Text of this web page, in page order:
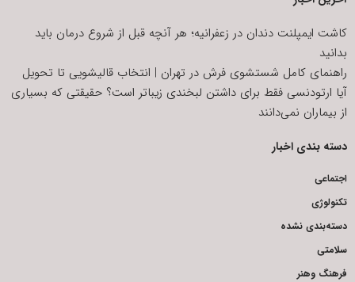
کاشت ایمپلنت دندان در زعفرانیه؛ هر آنچه قبل از شروع درمان باید
بدانید
راهنمای کامل شستشوی فرش در تهران | انتخاب قالیشویی تا تحویل
آیا ارتودنسی فقط برای داشتن لبخندی زیباتر است؟ حقیقتی که بسیاری
از بیماران نمی‌دانند
دسته بندی اخبار
اجتماعی
تکنولوژی
دسته‌بندی نشده
سلامتی
فرهنگ وهنر